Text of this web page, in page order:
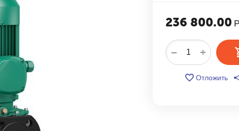
236 800.00 Р
+
−
Отложить